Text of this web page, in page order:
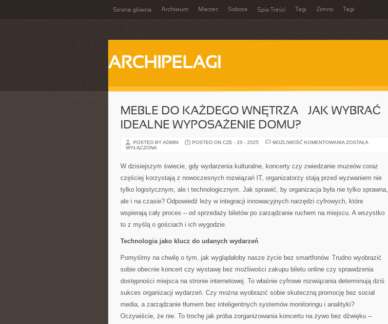
Strona główna Archiwum Marzec Sobota Spis Treści Tagi Zimno Tagi
ARCHIPELAGI
MEBLE DO KAŻDEGO WNĘTRZA – JAK WYBRAĆ
IDEALNE WYPOSAŻENIE DOMU?
POSTED BY ADMIN POSTED ON CZE - 20 - 2025 MOŻLIWOŚĆ KOMENTOWANIA MEBLE
JAK
IDEALNE
DOMU?
ZOSTAŁA
WYŁĄCZONA
W dzisiejszym świecie, gdy wydarzenia kulturalne, koncerty czy zwiedzanie muzeów coraz
częściej korzystają z nowoczesnych rozwiązań IT, organizatorzy stają przed wyzwaniem nie
tylko logistycznym, ale i technologicznym. Jak sprawić, by organizacja była nie tylko sprawna,
ale i na czasie? Odpowiedź leży w integracji innowacyjnych narzędzi cyfrowych, które
wspierają cały proces – od sprzedaży biletów po zarządzanie ruchem na miejscu. A wszystko
to z myślą o gościach i ich wygodzie.
Technologia jako klucz do udanych wydarzeń
Pomyślmy na chwilę o tym, jak wyglądałoby nasze życie bez smartfonów. Trudno wyobrazić
sobie obecnie koncert czy wystawę bez możliwości zakupu biletu online czy sprawdzenia
dostępności miejsca na stronie internetowej. To właśnie cyfrowe rozwiązania determinują dziś
sukces organizacji wydarzeń. Czy można wyobrazić sobie skuteczną promocję bez social
media, a zarządzanie tłumem bez inteligentnych systemów monitoringu i analityki?
Oczywiście, że nie. To trochę jak próba zorganizowania koncertu na żywo bez dźwięku –